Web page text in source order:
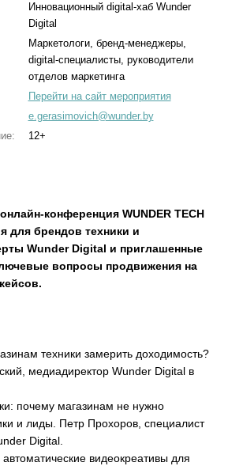
Инновационный digital-хаб Wunder
Digital
Маркетологи, бренд-менеджеры,
digital-специалисты, руководители
отделов маркетинга
Перейти на сайт мероприятия
e.gerasimovich@wunder.by
12+
конференция WUNDER TECH
для брендов техники и
Wunder Digital и приглашенные
вопросы продвижения на
техники замерить доходимость?
медиадиректор Wunder Digital в
почему магазинам не нужно
и лиды. Петр Прохоров, специалист
Digital.
видеокреативы для